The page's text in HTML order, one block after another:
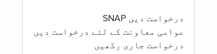
درخواست دیں SNAP
عوامی معاونت کے لئے درخواست دیں
درخواست جاری رکھیں